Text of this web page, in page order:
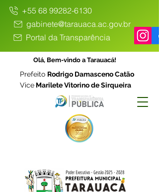
+55 68 99282-6130
gabinete@tarauaca.ac.gov.br
Portal da Transparência
Olá, Bem-vindo a Tarauacá!
Prefeito Rodrigo Damasceno Catão
Vice Marilete Vitorino de Sirqueira